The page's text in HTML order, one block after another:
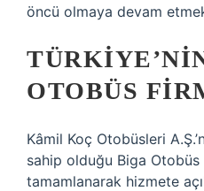
öncü olmaya devam
OTOBÜS
Kâmil Koç Otobüsleri
sahip olduğu Biga Otobüs
tamamlanarak hizmete